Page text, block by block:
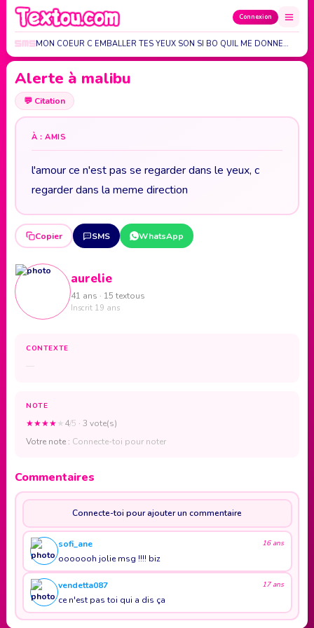
Connexion
TES VU MON COEUR C EMBALLER TES YEUX SON SI BO QUIL ME DONNE…
Alerte à malibu
💬 Citation
À : AMIS
l'amour ce n'est pas se regarder dans le yeux, c
regarder dans la meme direction
Copier SMS WhatsApp
aurelie
41 ans · 15 textous
Inscrit 19 ans
CONTEXTE
—
NOTE
★★★★★4/5 · 3 vote(s)
Votre note : Connecte-toi pour noter
Commentaires
Connecte-toi pour ajouter un commentaire
sofi_ane 16 ans
ooooooh jolie msg !!!! biz
vendetta087 17 ans
ce n'est pas toi qui a dis ça